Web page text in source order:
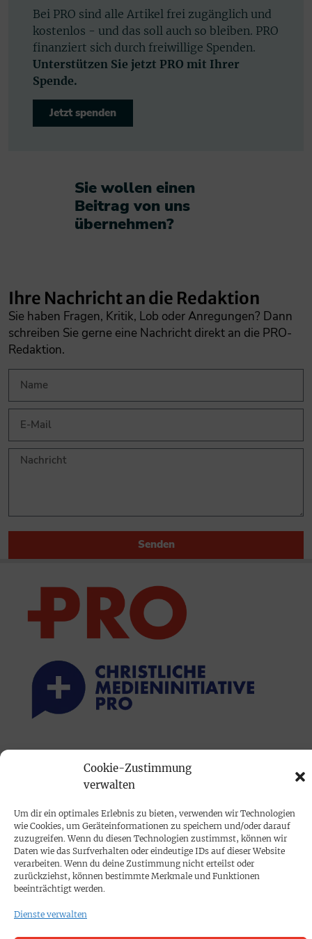
Cookie-Zustimmung
verwalten
Um dir ein optimales Erlebnis zu bieten, verwenden wir Technologien
wie Cookies, um Geräteinformationen zu speichern und/oder darauf
zuzugreifen. Wenn du diesen Technologien zustimmst, können wir
Daten wie das Surfverhalten oder eindeutige IDs auf dieser Website
verarbeiten. Wenn du deine Zustimmung nicht erteilst oder
zurückziehst, können bestimmte Merkmale und Funktionen
beeinträchtigt werden.
Dienste verwalten
Bei PRO sind alle Artikel frei zugänglich und
kostenlos - und das soll auch so bleiben. PRO
finanziert sich durch freiwillige Spenden.
Unterstützen Sie jetzt PRO mit Ihrer
Spende.
Jetzt spenden
Sie wollen einen
Beitrag von uns
übernehmen?​
Ihre Nachricht an die Redaktion
Sie haben Fragen, Kritik, Lob oder Anregungen? Dann
schreiben Sie gerne eine Nachricht direkt an die PRO-
Redaktion.
Senden
PRINTAUSGABE
Mediadaten
PROKOMPAKT
Impressum
SPENDEN